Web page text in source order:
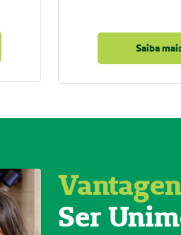
Saiba
Ser